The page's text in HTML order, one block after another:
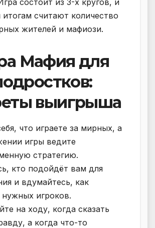
считают количество
жителей и мафиози.
Мафия для
выигрыша
что играете за мирных, а
игры ведите
стратегию.
кто подойдёт вам для
и вдумайтесь, как
игроков.
на ходу, когда сказать
а когда что-то